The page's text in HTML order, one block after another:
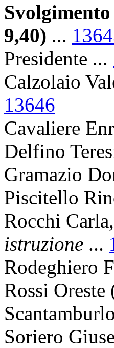
9,40) ...
Presidente ...
Calzolaio
13646
Cavaliere
Delfino
Gramazio
Piscitello
Rocchi Carla,
istruzione ...
Rodeghiero
Rossi
Soriero